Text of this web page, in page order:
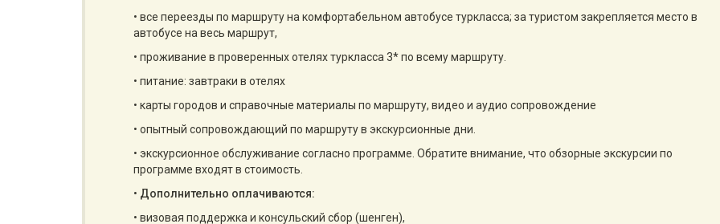
• все переезды по маршруту на комфортабельном автобусе туркласса; за туристом закрепляется место в
автобусе на весь маршрут,
• проживание в проверенных отелях туркласса 3* по всему маршруту.
• питание: завтраки в отелях
• карты городов и справочные материалы по маршруту, видео и аудио сопровождение
• опытный сопровождающий по маршруту в экскурсионные дни.
• экскурсионное обслуживание согласно программе. Обратите внимание, что обзорные экскурсии по
программе входят в стоимость.
• Дополнительно оплачиваются:
• визовая поддержка и консульский сбор (шенген),